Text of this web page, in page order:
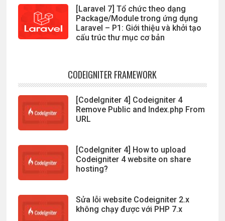
[Laravel 7] Tổ chức theo dạng
Package/Module trong ứng dụng
Laravel – P1: Giới thiệu và khởi tạo
cấu trúc thư mục cơ bản
CODEIGNITER FRAMEWORK
[CodeIgniter 4] Codeigniter 4
Remove Public and Index.php From
URL
[CodeIgniter 4] How to upload
Codeigniter 4 website on share
hosting?
Sửa lỗi website Codeigniter 2.x
không chạy được với PHP 7.x